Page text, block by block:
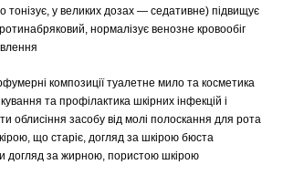
тонізує, у великих дозах — седативне) підвищує
нормалізує венозне кровообіг
композиції туалетне мило та косметика
та профілактика шкірних інфекцій і
облисіння засобу від молі полоскання для рота
що старіє, догляд за шкірою бюста
догляд за жирною, пористою шкірою